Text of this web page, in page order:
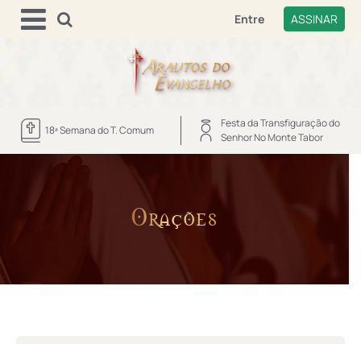
Entre ASSINAR
18ª Semana do T. Comum
Festa da Transfiguração do
Senhor No Monte Tabor
Orações